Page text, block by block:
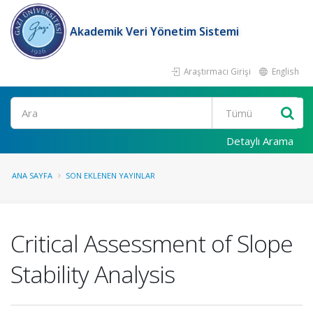
Akademik Veri Yönetim Sistemi
Araştırmacı Girişi English
Ara
Detaylı Arama
ANA SAYFA SON EKLENEN YAYINLAR
Critical Assessment of Slope
Stability Analysis